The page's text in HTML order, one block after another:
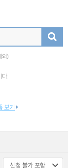
외)
.
보기